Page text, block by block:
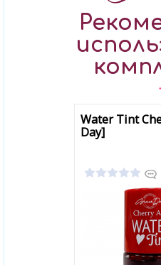
Water Tint
Day]